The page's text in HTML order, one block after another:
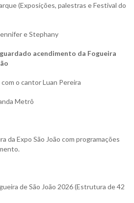
(Exposições, palestras e Festival do
e Stephany
acendimento da Fogueira
o cantor Luan Pereira
Metrô
da Expo São João com programações
de São João 2026 (Estrutura de 42